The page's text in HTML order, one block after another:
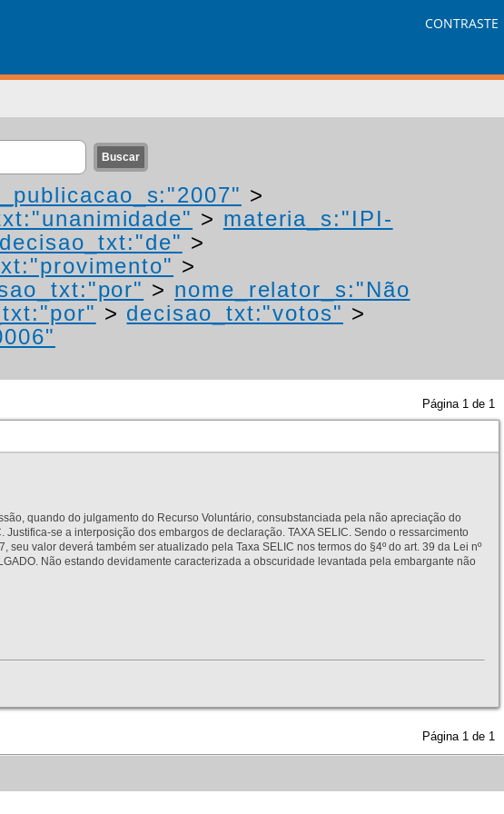
CONTRASTE
>
> materia_s:"IPI-
decisao_txt:"de" >
>
> nome_relator_s:"Não
> decisao_txt:"votos" >
Página 1 de 1
quando do julgamento do Recurso Voluntário, consubstanciada pela não apreciação do
se a interposição dos embargos de declaração. TAXA SELIC. Sendo o ressarcimento
valor deverá também ser atualizado pela Taxa SELIC nos termos do §4º do art. 39 da Lei nº
Não estando devidamente caracterizada a obscuridade levantada pela embargante não
Página 1 de 1